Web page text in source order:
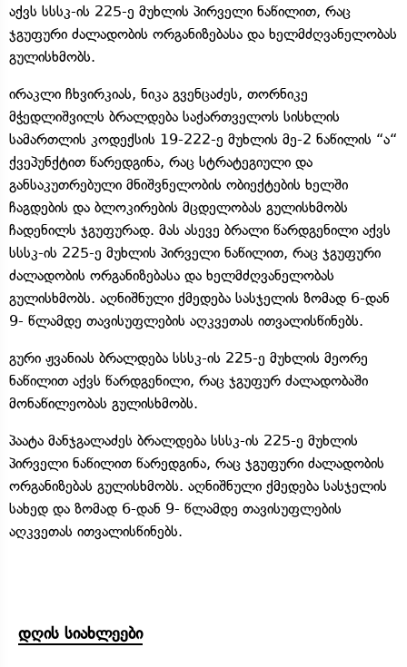
აქვს სსსკ-ის 225-ე მუხლის პირველი ნაწილით, რაც
ჯგუფური ძალადობის ორგანიზებასა და ხელმძღვანელობას
გულისხმობს.
ირაკლი ჩხვირკიას, ნიკა გვენცაძეს, თორნიკე
მჭედლიშვილს ბრალდება საქართველოს სისხლის
სამართლის კოდექსის 19-222-ე მუხლის მე-2 ნაწილის “ა“
ქვეპუნქტით წარედგინა, რაც სტრატეგიული და
განსაკუთრებული მნიშვნელობის ობიექტების ხელში
ჩაგდების და ბლოკირების მცდელობას გულისხმობს
ჩადენილს ჯგუფურად. მას ასევე ბრალი წარდგენილი აქვს
სსსკ-ის 225-ე მუხლის პირველი ნაწილით, რაც ჯგუფური
ძალადობის ორგანიზებასა და ხელმძღვანელობას
გულისხმობს. აღნიშნული ქმედება სასჯელის ზომად 6-დან
9- წლამდე თავისუფლების აღკვეთას ითვალისწინებს.
გური ჟვანიას ბრალდება სსსკ-ის 225-ე მუხლის მეორე
ნაწილით აქვს წარდგენილი, რაც ჯგუფურ ძალადობაში
მონაწილეობას გულისხმობს.
პაატა მანჯგალაძეს ბრალდება სსსკ-ის 225-ე მუხლის
პირველი ნაწილით წარედგინა, რაც ჯგუფური ძალადობის
ორგანიზებას გულისხმობს. აღნიშნული ქმედება სასჯელის
სახედ და ზომად 6-დან 9- წლამდე თავისუფლების
აღკვეთას ითვალისწინებს.
დღის სიახლეები